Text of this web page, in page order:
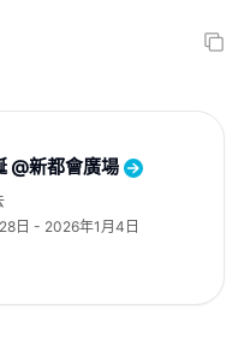
@新都會廣場
日 - 2026年1月4日